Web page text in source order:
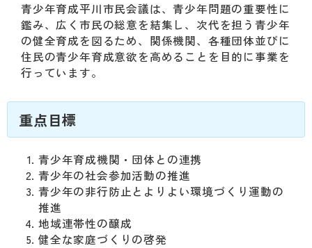
ー
青少年育成平川市民会議は、青少年問題の重要性に
鑑み、広く市民の総意を結集し、次代を担う青少年
の健全育成を図るため、関係機関、各種団体並びに
住民の青少年育成意欲を高めることを目的に事業を
行っています。
重点目標
青少年育成機関・団体との連携
青少年の社会参加活動の推進
青少年の非行防止とよりよい環境づくり運動の
推進
地域連帯性の醸成
健全な家庭づくりの啓発